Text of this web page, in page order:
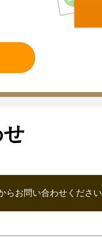
らお問い合わせください